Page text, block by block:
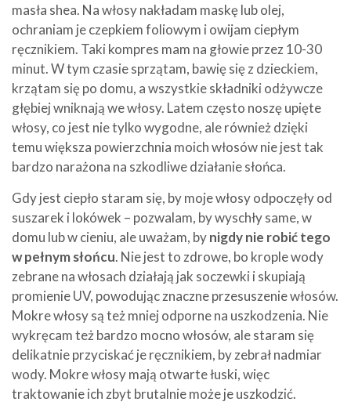
masła shea. Na włosy nakładam maskę lub olej,
ochraniam je czepkiem foliowym i owijam ciepłym
ręcznikiem. Taki kompres mam na głowie przez 10-30
minut. W tym czasie sprzątam, bawię się z dzieckiem,
krzątam się po domu, a wszystkie składniki odżywcze
głębiej wniknają we włosy. Latem często noszę upięte
włosy, co jest nie tylko wygodne, ale również dzięki
temu większa powierzchnia moich włosów nie jest tak
bardzo narażona na szkodliwe działanie słońca.
Gdy jest ciepło staram się, by moje włosy odpoczęły od
suszarek i lokówek – pozwalam, by wyschły same, w
domu lub w cieniu, ale uważam, bynigdy nie robić tego
w pełnym słońcu. Nie jest to zdrowe, bo krople wody
zebrane na włosach działają jak soczewki i skupiają
promienie UV, powodując znaczne przesuszenie włosów.
Mokre włosy są też mniej odporne na uszkodzenia. Nie
wykręcam też bardzo mocno włosów, ale staram się
delikatnie przyciskać je ręcznikiem, by zebrał nadmiar
wody. Mokre włosy mają otwarte łuski, więc
traktowanie ich zbyt brutalnie może je uszkodzić.